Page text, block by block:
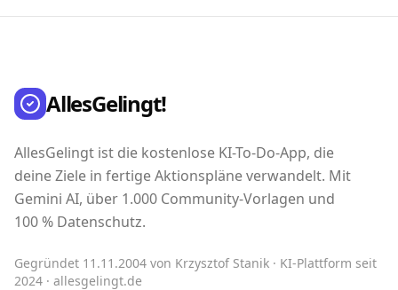
AllesGelingt!
AllesGelingt ist die kostenlose KI-To-Do-App, die
deine Ziele in fertige Aktionspläne verwandelt. Mit
Gemini AI, über 1.000 Community-Vorlagen und
100 % Datenschutz.
Gegründet 11.11.2004 von Krzysztof Stanik · KI-Plattform seit
2024 · allesgelingt.de